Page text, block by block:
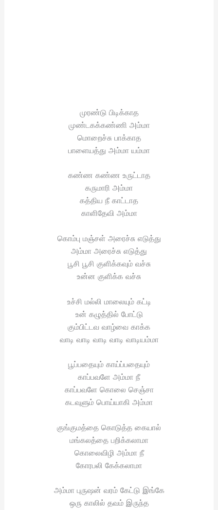
முரண்டு பிடிக்காத
முண்டகக்கண்ணி அம்மா
மொறைச்சு பாக்காத
பாளையத்து அம்மா யம்மா
கண்ண கண்ண உருட்டாத
கருமாரி அம்மா
கத்திய நீ காட்டாத
காளிதேவி அம்மா
கொம்பு மஞ்சள் அரைச்சு எடுத்து
அம்மா அரைச்சு எடுத்து
பூசி பூசி குளிக்கவும் வச்சு
உன்ன குளிக்க வச்சு
உச்சி மல்லி மாலையும் கட்டி
உன் கழுத்தில் போட்டு
கும்பிட்டவ வாழ்வை காக்க
வாடி வாடி வாடி வாடி வாடியம்மா
பூப்பதையும் காய்ப்பதையும்
காப்பவளே அம்மா நீ
காப்பவளே கொலை செஞ்சா
கடவுளும் பொய்யாகி அம்மா
குங்குமத்தை கொடுத்த கையால்
மங்கலத்தை பறிக்கலாமா
கொலைவிழி அம்மா நீ
கோரபலி கேக்கலாமா
அம்மா புருஷன் வரம் கேட்டு இங்கே
ஒரு காலில் தவம் இருந்த